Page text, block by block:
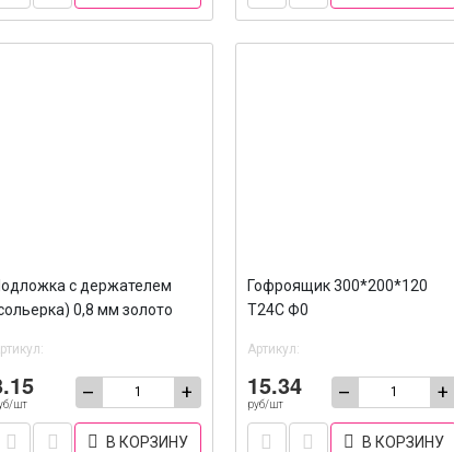
с держателем
0,8 мм золото
шт
– +
В КОРЗИНУ
Гофроящик 300*200*120
Т24С Ф0
Артикул:
15.34
руб/шт
– +
В КОРЗИНУ